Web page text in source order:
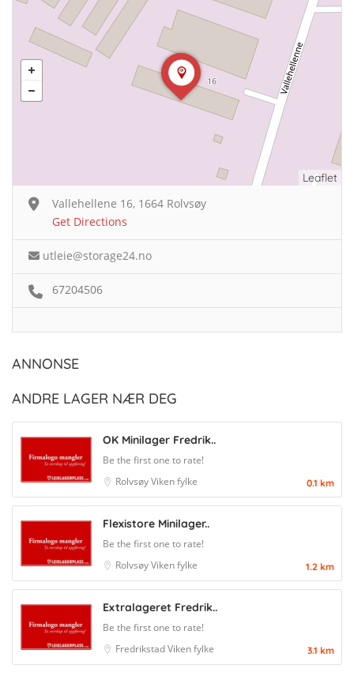
Leaflet
Vallehellene 16, 1664 Rolvsøy
Get Directions
utleie@storage24.no
67204506
ANNONSE
ANDRE LAGER NÆR DEG
OK Minilager Fredrik..
Be the first one to rate!
RolvsøyViken fylke 0.1 km
Flexistore Minilager..
Be the first one to rate!
RolvsøyViken fylke 1.2 km
Extralageret Fredrik..
Be the first one to rate!
FredrikstadViken fylke 3.1 km